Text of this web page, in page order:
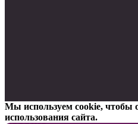
Мы используем cookie, чтобы
использования сайта.